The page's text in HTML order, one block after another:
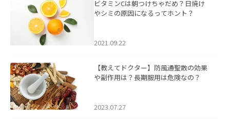
ビタミンCは朝つけちゃだめ？日焼け
やシミの原因になるってホント？
2021.09.22
【教えてドクター】防風通聖散の効果
や副作用は？長期服用は危険なの？
2023.07.27